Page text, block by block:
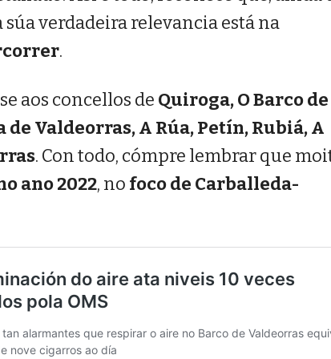
súa verdadeira relevancia está na
.
aos concellos de Quiroga, O Barco de
Valdeorras, A Rúa, Petín, Rubiá, A
. Con todo, cómpre lembrar que
ano 2022, no foco de Carballeda-